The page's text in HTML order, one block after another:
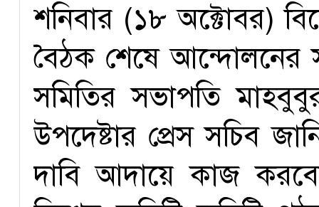
শনিবার (১৮ অক্টোবর)
বৈঠক শেষে আন্দোলনের
সমিতির সভাপতি
উপদেষ্টার প্রেস সচিব
দাবি আদায়ে কাজ